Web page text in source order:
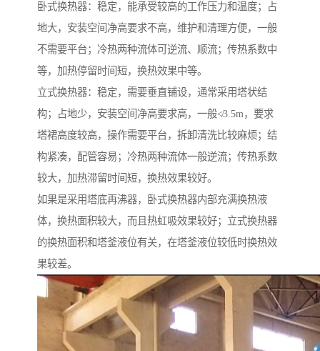
卧式换热器：稳定，能承受较高的工作压力和温度；占
地大，安装空间净高要求不高，维护和清理方便，一般
不需要平台；冷热两种流体可逆流、顺流；传热系数中
等，加热停留时间短，换热效果中等。
立式换热器：稳定，需要垂直铺设，通常采用塔状结
构；占地少，安装空间净高要求高，一般≮3.5m，要求
塔裙高度较高，操作需要平台，拆卸清洗比较麻烦；结
构紧凑，配管容易；冷热两种流体一般逆流；传热系数
较大，加热滞留时间短，换热效果较好。
如果是采用塔底再沸器，卧式换热器内部充满换热液
体，换热面积较大，而且热虹吸效果较好；立式换热器
的换热面积和塔釜液位有关，在塔釜液位较低时换热效
果较差。